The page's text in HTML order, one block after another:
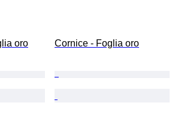
oro Cornice - Foglia oro